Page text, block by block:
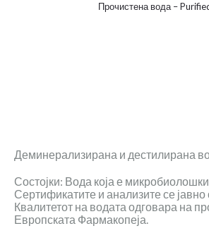
Прочистена вода –
Деминерализирана и дестилирана
Состојки: Вода која е микробиолошки
Сертификатите и анализите се јавно
Квалитетот на водата одговара на
Европската Фармакопеја.